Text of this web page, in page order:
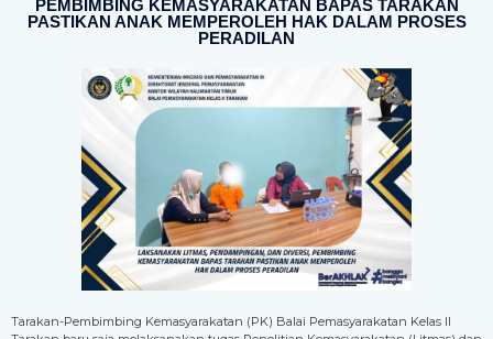
PEMBIMBING KEMASYARAKATAN BAPAS TARAKAN
PASTIKAN ANAK MEMPEROLEH HAK DALAM PROSES
PERADILAN
Tarakan-Pembimbing Kemasyarakatan (PK) Balai Pemasyarakatan Kelas II